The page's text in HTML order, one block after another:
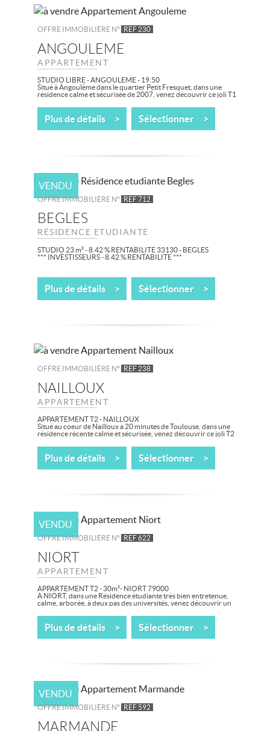
OFFRE IMMOBILIÈRE N° REF 230
ANGOULEME
APPARTEMENT
STUDIO LIBRE - ANGOULEME - 19.50
Situé à Angoulême dans le quartier Petit Fresquet, dans une
résidence calme et sécurisée de 2007, venez découvrir ce joli T1
Plus de détails > Sélectionner >
VENDU
OFFRE IMMOBILIÈRE N° REF 712
BEGLES
RÉSIDENCE ETUDIANTE
STUDIO 23 m² - 8.42 % RENTABILITE 33130 - BEGLES
*** INVESTISSEURS - 8.42 % RENTABILITE ***
proche axe routier, TRAM aux pieds de la...
Plus de détails > Sélectionner >
OFFRE IMMOBILIÈRE N° REF 238
NAILLOUX
APPARTEMENT
APPARTEMENT T2 - NAILLOUX
Situé au coeur de Nailloux à 20 minutes de Toulouse, dans une
résidence récente calme et sécurisée, venez découvrir ce joli T2
Plus de détails > Sélectionner >
VENDU
OFFRE IMMOBILIÈRE N° REF 622
NIORT
APPARTEMENT
APPARTEMENT T2 - 30m²- NIORT 79000
A NIORT, dans une Résidence étudiante très bien entretenue,
calme, arborée, à deux pas des universités, venez découvrir un
Plus de détails > Sélectionner >
VENDU
OFFRE IMMOBILIÈRE N° REF 592
MARMANDE